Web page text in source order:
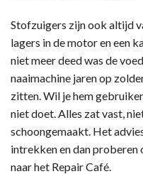
Stofzuigers zijn ook altijd
lagers in de motor en een
niet meer deed was de
naaimachine jaren op
zitten. Wil je hem
niet doet. Alles zat vast,
schoongemaakt. Het
intrekken en dan proberen
naar het Repair Café.